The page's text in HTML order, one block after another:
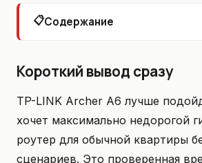
📋Содержание
Короткий вывод сразу
TP-LINK Archer A6 лучше
хочет максимально недорогой
роутер для обычной квартиры
сценариев. Это проверенная